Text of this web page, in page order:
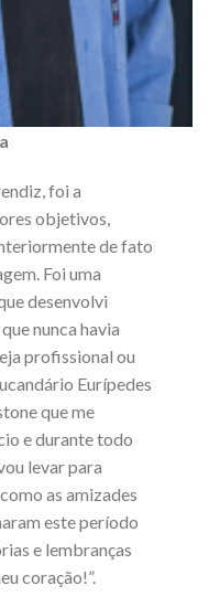
foi a
objetivos,
de fato
Foi uma
desenvolvi
nunca havia
profissional ou
Eurípedes
que me
e durante todo
levar para
as amizades
este período
e lembranças
coração!”.